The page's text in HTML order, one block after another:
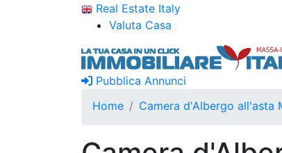
Real Estate Italy
Valuta Casa
Pubblica Annunci
Home
Camera d'Albergo all'asta